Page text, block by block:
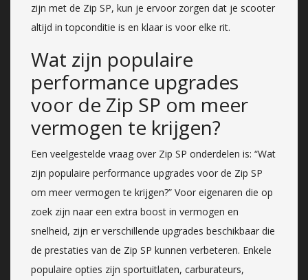
zijn met de Zip SP, kun je ervoor zorgen dat je scooter
altijd in topconditie is en klaar is voor elke rit.
Wat zijn populaire
performance upgrades
voor de Zip SP om meer
vermogen te krijgen?
Een veelgestelde vraag over Zip SP onderdelen is: “Wat
zijn populaire performance upgrades voor de Zip SP
om meer vermogen te krijgen?” Voor eigenaren die op
zoek zijn naar een extra boost in vermogen en
snelheid, zijn er verschillende upgrades beschikbaar die
de prestaties van de Zip SP kunnen verbeteren. Enkele
populaire opties zijn sportuitlaten, carburateurs,